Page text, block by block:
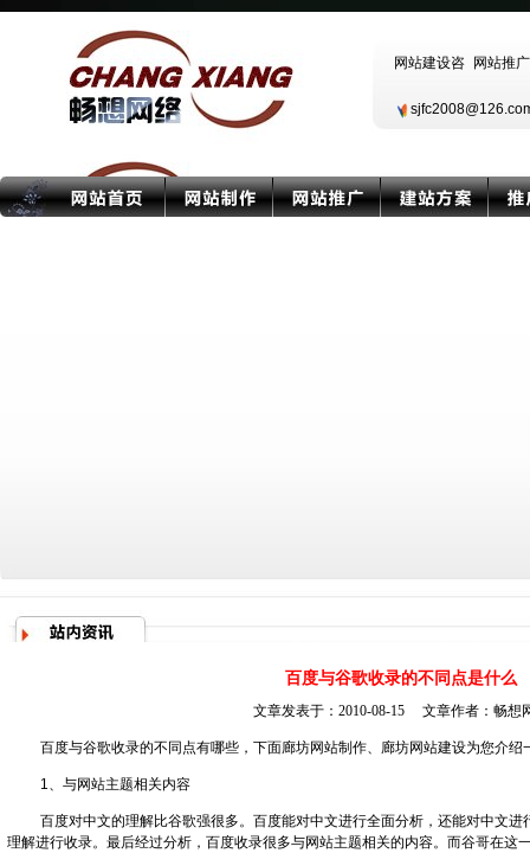
百度与谷歌收录的不同点是什么
文章发表于：2010-08-15 文章作者： 畅想
百度与谷歌收录的不同点有哪些，下面廊坊网站制作、 廊坊网站建设为您介绍
1、与网站主题相关内容
百度对中文的理解比谷歌强很多。百度能对中文进行全面分析，还能对中文
理解进行收录。最后经过分析，百度收录很多与网站主题相关的内容。而谷哥在这